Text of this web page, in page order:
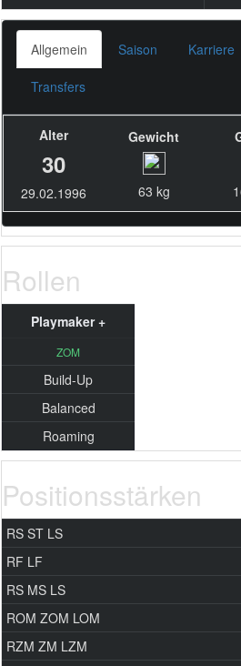
Allgemein Saison Karriere
Transfers
Alter
30
29.02.1996
Gewicht
63 kg
Rollen
Playmaker +
ZOM
Build-Up
Balanced
Roaming
Positionsstärken
RS ST LS
RF LF
RS MS LS
ROM ZOM LOM
RZM ZM LZM